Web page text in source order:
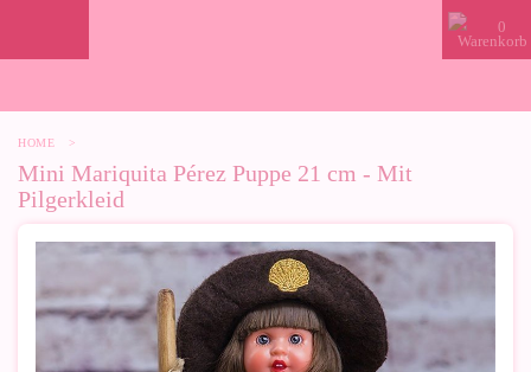
0
HOME >
Mini Mariquita Pérez Puppe 21 cm - Mit
Pilgerkleid